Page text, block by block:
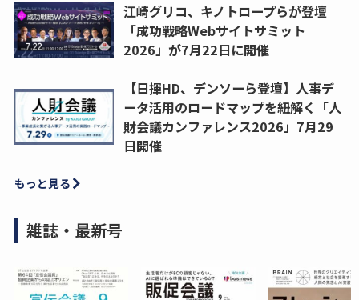
江崎グリコ、キノトロープらが登壇
「成功戦略Webサイトサミット
2026」が7月22日に開催
【日揮HD、デンソーら登壇】人事デ
ータ活用のロードマップを紐解く「人
財会議カンファレンス2026」7月29
日開催
もっと見る
雑誌・最新号